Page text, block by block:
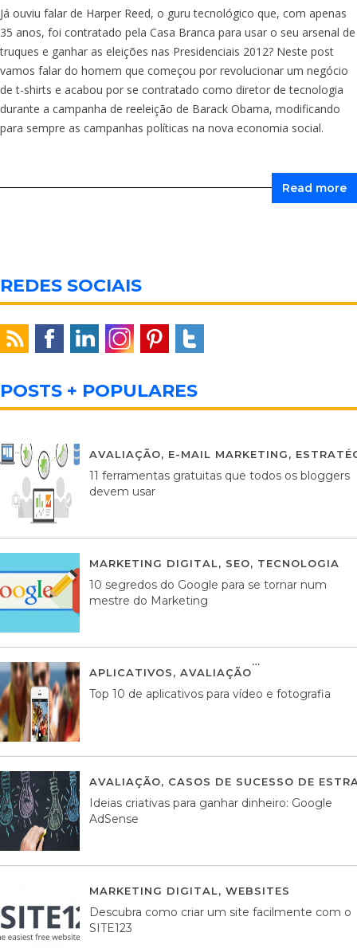
Já ouviu falar de Harper Reed, o guru tecnológico que, com apenas
35 anos, foi contratado pela Casa Branca para usar o seu arsenal de
truques e ganhar as eleições nas Presidenciais 2012? Neste post
vamos falar do homem que começou por revolucionar um negócio
de t-shirts e acabou por se contratado como diretor de tecnologia
durante a campanha de reeleição de Barack Obama, modificando
para sempre as campanhas políticas na nova economia social.
Read more
REDES SOCIAIS
POSTS + POPULARES
AVALIAÇÃO, E-MAIL MARKETING,
11 ferramentas gratuitas que todos os bloggers
devem usar
MARKETING DIGITAL, SEO, TECNOLOGIA
10 segredos do Google para se tornar num
mestre do Marketing
APLICATIVOS, AVALIAÇÃO
Top 10 de aplicativos para vídeo e fotografia
AVALIAÇÃO, CASOS DE SUCESSO DE
Ideias criativas para ganhar dinheiro: Google
AdSense
MARKETING DIGITAL, WEBSITES
Descubra como criar um site facilmente com o
SITE123